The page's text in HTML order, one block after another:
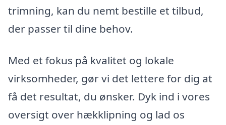
trimning, kan du nemt bestille et tilbud,
der passer til dine behov.
Med et fokus på kvalitet og lokale
virksomheder, gør vi det lettere for dig at
få det resultat, du ønsker. Dyk ind i vores
oversigt over hækklipning og lad os